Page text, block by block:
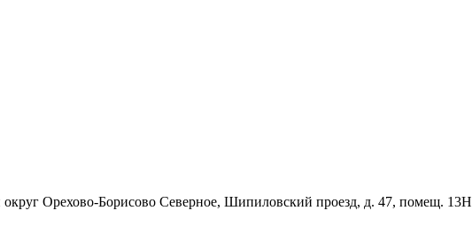
Орехово-Борисово Северное, Шипиловский проезд, д. 47, помещ. 13Н